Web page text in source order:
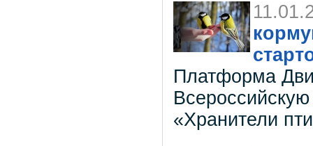
Платформа
«Хранители